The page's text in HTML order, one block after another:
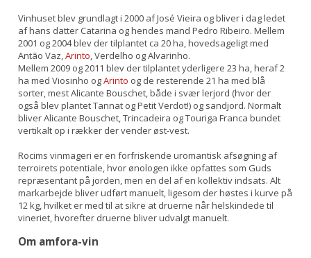
Vinhuset blev grundlagt i 2000 af José Vieira og bliver i dag ledet
af hans datter Catarina og hendes mand Pedro Ribeiro. Mellem
2001 og 2004 blev der tilplantet ca 20 ha, hovedsageligt med
Antão Vaz,Arinto , Verdelho og Alvarinho.
Mellem 2009 og 2011 blev der tilplantet yderligere 23 ha, heraf 2
ha med Viosinho ogArinto og de resterende 21 ha med blå
sorter, mest Alicante Bouschet, både i svær lerjord (hvor der
også blev plantet Tannat og Petit Verdot!) og sandjord. Normalt
bliver Alicante Bouschet, Trincadeira og Touriga Franca bundet
vertikalt op i rækker der vender øst-vest.
Rocims vinmageri er en forfriskende uromantisk afsøgning af
terroirets potentiale, hvor ønologen ikke opfattes som Guds
repræsentant på jorden, men en del af en kollektiv indsats. Alt
markarbejde bliver udført manuelt, ligesom der høstes i kurve på
12 kg, hvilket er med til at sikre at druerne når helskindede til
vineriet, hvorefter druerne bliver udvalgt manuelt.
Om amfora-vin